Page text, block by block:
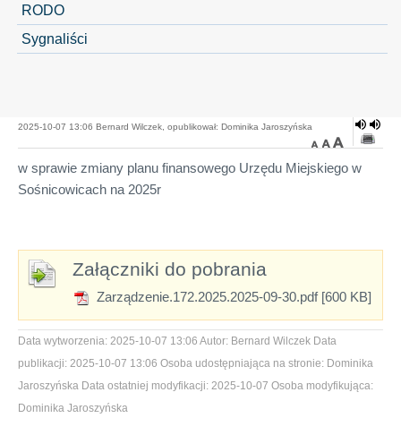
RODO
Sygnaliści
2025-10-07 13:06 Bernard Wilczek, opublikował: Dominika Jaroszyńska
w sprawie zmiany planu finansowego Urzędu Miejskiego w
Sośnicowicach na 2025r
Załączniki do pobrania
Zarządzenie.172.2025.2025-09-30.pdf [600 KB]
Data wytworzenia: 2025-10-07 13:06 Autor: Bernard Wilczek Data
publikacji: 2025-10-07 13:06 Osoba udostępniająca na stronie: Dominika
Jaroszyńska Data ostatniej modyfikacji: 2025-10-07 Osoba modyfikująca:
Dominika Jaroszyńska